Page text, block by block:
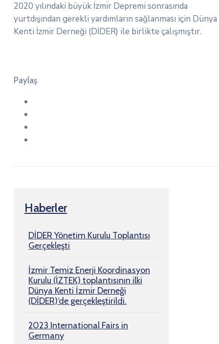
Haberler
DİDER Yönetim Kurulu Toplantısı
Gerçekleşti
İzmir Temiz Enerji Koordinasyon
Kurulu (İZTEK) toplantısının ilki
Dünya Kenti İzmir Derneği
(DİDER)‘de gerçekleştirildi.
2023 International Fairs in
Germany
2020 yılındaki büyük İzmir Depremi sonrasında
yurtdışından gerekli yardımların sağlanması için Dünya
Kenti İzmir Derneği (DİDER) ile birlikte çalışmıştır.
Paylaş